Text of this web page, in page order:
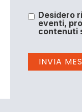
Desidero
eventi,
contenuti